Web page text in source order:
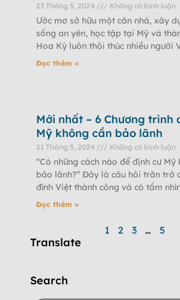
23 Tháng 5, 2024 Không có bình luận
Ước mơ sở hữu một căn nhà, xây
sống an yên, học tập tại Mỹ và
Hoa Kỳ luôn thôi thúc nhiều người
Đọc thêm »
Mới nhất – 6 Chương trình
Mỹ không cần bảo lãnh
21 Tháng 5, 2024 Không có bình luận
“Có những cách nào để định cư Mỹ
bảo lãnh?” Đây là câu hỏi trăn trở
đình Việt thành công và có tầm
Đọc thêm »
1 2 3 … 5
Translate
Search